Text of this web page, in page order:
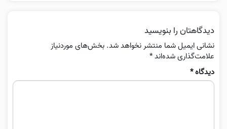
دیدگاهتان را بنویسید
نشانی ایمیل شما منتشر نخواهد شد. بخش‌های موردنیاز
علامت‌گذاری شده‌اند*
دیدگاه*